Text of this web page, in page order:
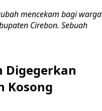
mencekam bagi warga
Cirebon. Sebuah
Digegerkan
Kosong